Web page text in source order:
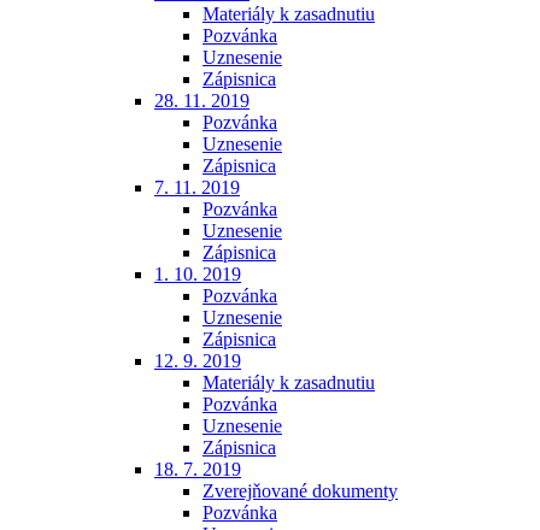
Materiály k zasadnutiu
Pozvánka
Uznesenie
Zápisnica
28. 11. 2019
Pozvánka
Uznesenie
Zápisnica
7. 11. 2019
Pozvánka
Uznesenie
Zápisnica
1. 10. 2019
Pozvánka
Uznesenie
Zápisnica
12. 9. 2019
Materiály k zasadnutiu
Pozvánka
Uznesenie
Zápisnica
18. 7. 2019
Zverejňované dokumenty
Pozvánka